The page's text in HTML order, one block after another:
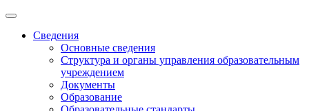
Сведения
Основные сведения
Структура и органы управления образовательным
учреждением
Документы
Образование